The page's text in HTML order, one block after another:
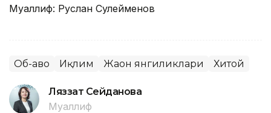
Муаллиф: Руслан Сулейменов
Об-ҳаво Иқлим Жаҳон янгиликлари Хитой
Ляззат Сейданова
Муаллиф